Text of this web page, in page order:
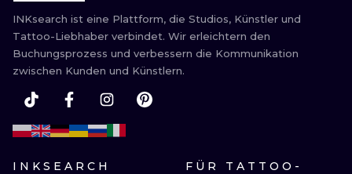
INKsearch ist eine Plattform, die Studios, Künstler und
Tattoo-Liebhaber verbindet. Wir erleichtern den
Buchungsprozess und verbessern die Kommunikation
zwischen Kunden und Künstlern.
INKSEARCH
FÜR TATTOO-